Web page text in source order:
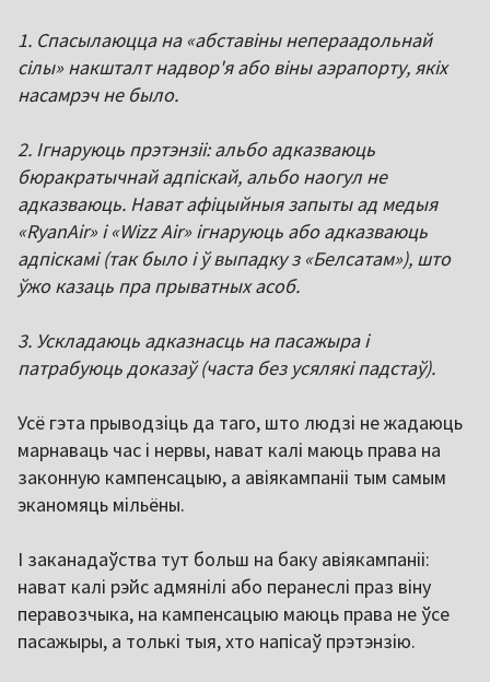
1. Спасылаюцца на «абставіны непераадольнай
сілы» накшталт надвор'я або віны аэрапорту, якіх
насамрэч не было.
2. Ігнаруюць прэтэнзіі: альбо адказваюць
бюракратычнай адпіскай, альбо наогул не
адказваюць. Нават афіцыйныя запыты ад медыя
«RyanAir» і «Wizz Air» ігнаруюць або адказваюць
адпіскамі (так было і ў выпадку з «Белсатам»), што
ўжо казаць пра прыватных асоб.
3. Ускладаюць адказнасць на пасажыра і
патрабуюць доказаў (часта без усялякі падстаў).
Усё гэта прыводзіць да таго, што людзі не жадаюць
марнаваць час і нервы, нават калі маюць права на
законную кампенсацыю, а авіякампаніі тым самым
эканомяць мільёны.
І заканадаўства тут больш на баку авіякампаніі:
нават калі рэйс адмянілі або перанеслі праз віну
перавозчыка, на кампенсацыю маюць права не ўсе
пасажыры, а толькі тыя, хто напісаў прэтэнзію.